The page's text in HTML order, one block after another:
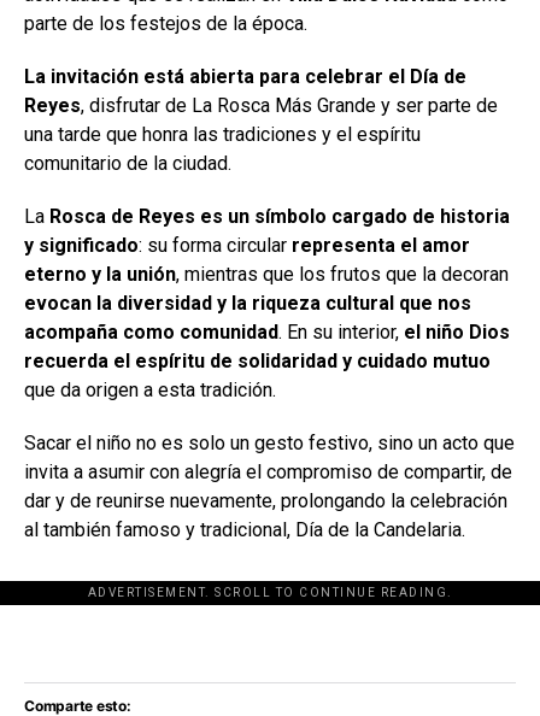
parte de los festejos de la época.
La invitación está abierta para celebrar el Día de
Reyes, disfrutar de La Rosca Más Grande y ser parte de
una tarde que honra las tradiciones y el espíritu
comunitario de la ciudad.
La Rosca de Reyes es un símbolo cargado de historia
y significado: su forma circular representa el amor
eterno y la unión, mientras que los frutos que la decoran
evocan la diversidad y la riqueza cultural que nos
acompaña como comunidad. En su interior, el niño Dios
recuerda el espíritu de solidaridad y cuidado mutuo
que da origen a esta tradición.
Sacar el niño no es solo un gesto festivo, sino un acto que
invita a asumir con alegría el compromiso de compartir, de
dar y de reunirse nuevamente, prolongando la celebración
al también famoso y tradicional, Día de la Candelaria.
ADVERTISEMENT. SCROLL TO CONTINUE READING.
[adsforwp id="243463"]
Comparte esto: